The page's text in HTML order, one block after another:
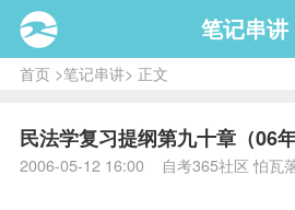
笔记串讲
首页>笔记串讲> 正文
民法学复习提纲第九十章（06年
2006-05-12 16:00 自考365社区 怕瓦